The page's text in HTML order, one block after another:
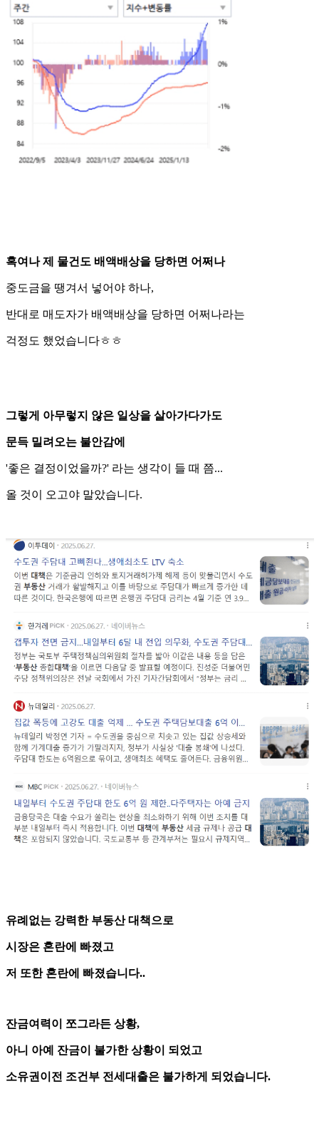
혹여나 제 물건도 배액배상을 당하면 어쩌나
중도금을 땡겨서 넣어야 하나,
반대로 매도자가 배액배상을 당하면 어쩌나라는
걱정도 했었습니다ㅎㅎ
그렇게 아무렇지 않은 일상을 살아가다가도
문득 밀려오는 불안감에
'좋은 결정이었을까?' 라는 생각이 들 때 쯤...
올 것이 오고야 말았습니다.
유례없는 강력한 부동산 대책으로
시장은 혼란에 빠졌고
저 또한 혼란에 빠졌습니다..
잔금여력이 쪼그라든 상황,
아니 아예 잔금이 불가한 상황이 되었고
소유권이전 조건부 전세대출은 불가하게 되었습니다.